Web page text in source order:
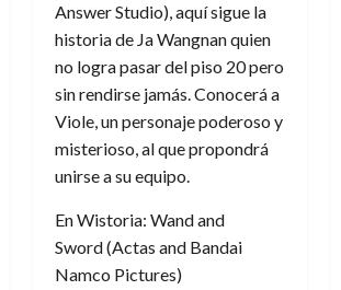
Answer Studio), aquí sigue la
historia de Ja Wangnan quien
no logra pasar del piso 20 pero
sin rendirse jamás. Conocerá a
Viole, un personaje poderoso y
misterioso, al que propondrá
unirse a su equipo.
En Wistoria: Wand and
Sword (Actas and Bandai
Namco Pictures)